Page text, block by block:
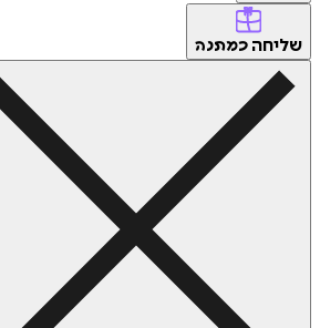
שליחה כמתנה